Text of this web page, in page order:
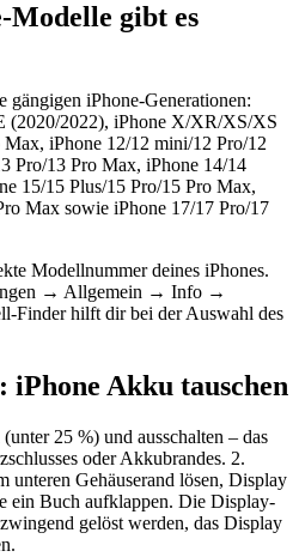
Modelle gibt es
gängigen iPhone-Generationen:
(2020/2022), iPhone X/XR/XS/XS
iPhone 12/12 mini/12 Pro/12
Pro/13 Pro Max, iPhone 14/14
15/15 Plus/15 Pro/15 Pro Max,
Max sowie iPhone 17/17 Pro/17
Modellnummer deines iPhones.
→ Allgemein → Info →
Finder hilft dir bei der Auswahl des
Akku tauschen
25 %) und ausschalten – das
oder Akkubrandes. 2.
unteren Gehäuserand lösen, Display
ein Buch aufklappen. Die Display-
gelöst werden, das Display